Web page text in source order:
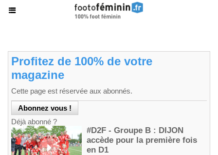
Profitez de 100% de votre
magazine
Cette page est réservée aux abonnés.
Déjà abonné ?
#D2F - Groupe B : DIJON
accède pour la première fois
en D1